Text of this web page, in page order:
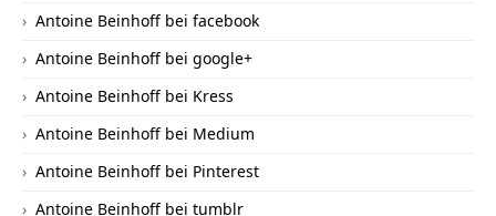
Antoine Beinhoff bei facebook
Antoine Beinhoff bei google+
Antoine Beinhoff bei Kress
Antoine Beinhoff bei Medium
Antoine Beinhoff bei Pinterest
Antoine Beinhoff bei tumblr